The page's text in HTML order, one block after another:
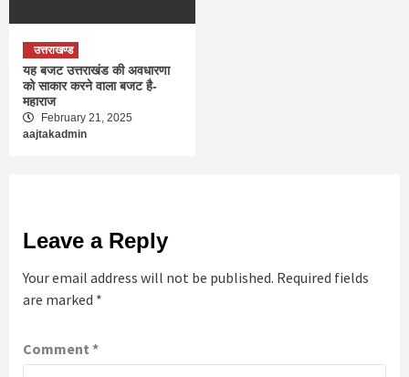
उत्तराखण्ड
यह बजट उत्तराखंड की अवधारणा
को साकार करने वाला बजट है-
महाराज
February 21, 2025
aajtakadmin
Leave a Reply
Your email address will not be published. Required fields
are marked *
Comment *